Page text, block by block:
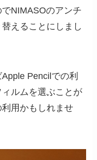
NIMASOのアンチ
えることにしまし
Pencilでの利
ルムを選ぶことが
用かもしれませ